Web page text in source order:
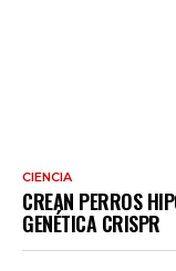
CIENCIA
CREAN PERROS
GENÉTICA CRISPR